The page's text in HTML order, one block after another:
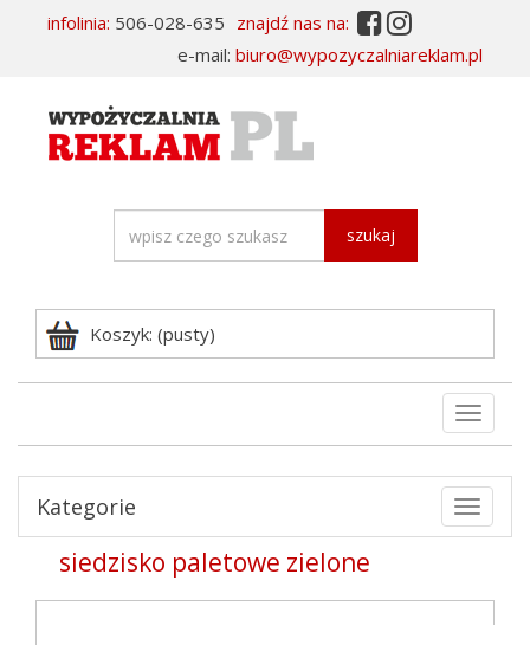
infolinia: 506-028-635 znajdź nas na: 
e-mail: biuro@wypozyczalniareklam.pl
szukaj
Koszyk: (pusty)
Rozwiń
Kategorie
Toggle
siedzisko paletowe zielone